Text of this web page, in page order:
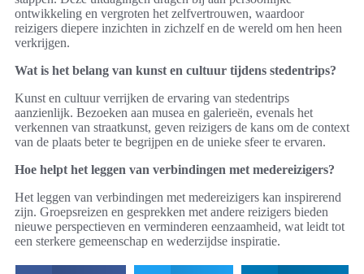
ontwikkeling en vergroten het zelfvertrouwen, waardoor
reizigers diepere inzichten in zichzelf en de wereld om hen heen
verkrijgen.
Wat is het belang van kunst en cultuur tijdens stedentrips?
Kunst en cultuur verrijken de ervaring van stedentrips
aanzienlijk. Bezoeken aan musea en galerieën, evenals het
verkennen van straatkunst, geven reizigers de kans om de context
van de plaats beter te begrijpen en de unieke sfeer te ervaren.
Hoe helpt het leggen van verbindingen met medereizigers?
Het leggen van verbindingen met medereizigers kan inspirerend
zijn. Groepsreizen en gesprekken met andere reizigers bieden
nieuwe perspectieven en verminderen eenzaamheid, wat leidt tot
een sterkere gemeenschap en wederzijdse inspiratie.